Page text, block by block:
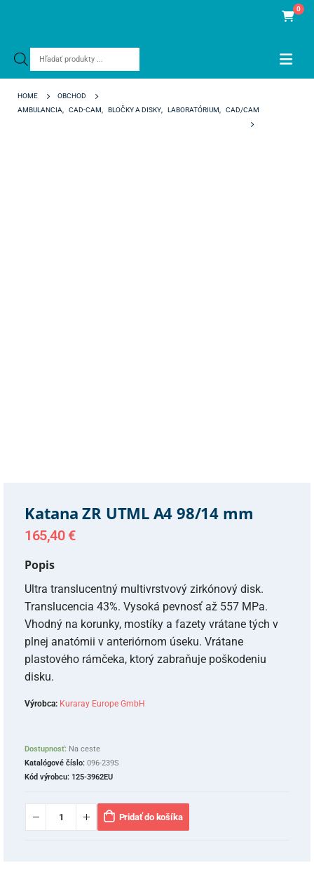
Products
0
HOME
OBCHOD
AMBULANCIA
CAD-CAM BLOČKY A DISKY LABORATÓRIUM CAD/CAM
Katana ZR UTML A4 98/14 mm
165,40 €
Popis
Ultra translucentný multivrstvový zirkónový disk.
Translucencia 43%. Vysoká pevnosť až 557 MPa.
Vhodný na korunky, mostíky a fazety vrátane tých v
plnej anatómii v anteriórnom úseku. Vrátane
plastového rámčeka, ktorý zabraňuje poškodeniu
disku.
Výrobca: Kuraray Europe GmbH
Dostupnosť: Na ceste
Katalógové číslo: 096-239S
Kód výrobcu: 125-3962EU
Pridať do košíka